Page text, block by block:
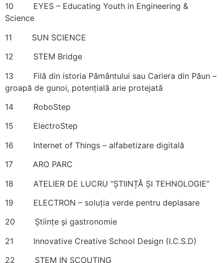
10 EYES – Educating Youth in Engineering &
Science
11 SUN SCIENCE
12 STEM Bridge
13 Filă din istoria Pământului sau Cariera din Păun –
groapă de gunoi, potenţială arie protejată
14 RoboStep
15 ElectroStep
16 Internet of Things – alfabetizare digitală
17 ARO PARC
18 ATELIER DE LUCRU “ȘTIINȚĂ ȘI TEHNOLOGIE”
19 ELECTRON – soluția verde pentru deplasare
20 Științe și gastronomie
21 Innovative Creative School Design (I.C.S.D)
22 STEM IN SCOUTING